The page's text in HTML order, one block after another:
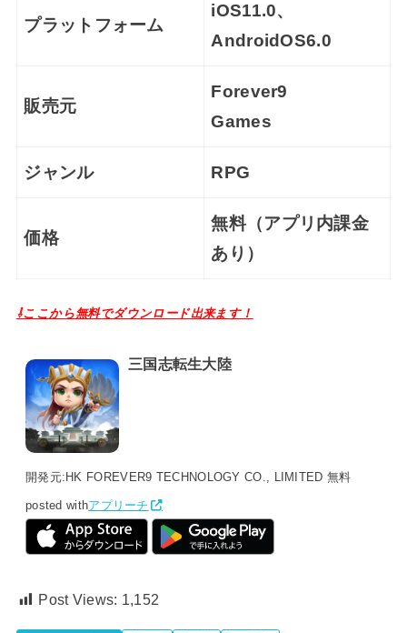
プラットフォーム
iOS11.0、
AndroidOS6.0
販売元
Forever9
Games
ジャンル RPG
価格
無料（アプリ内課金
あり）
⇩ここから無料でダウンロード出来ます！
三国志転生大陸
開発元: HK FOREVER9 TECHNOLOGY CO., LIMITED 無料
posted withアプリーチ
Post Views: 1,152